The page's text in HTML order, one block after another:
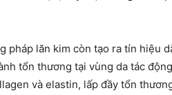
pháp lăn kim còn tạo ra tín hiệu
tổn thương tại vùng da tác
và elastin, lấp đầy tổn